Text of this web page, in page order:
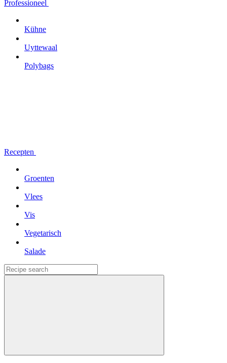
Professioneel
Kühne
Uyttewaal
Polybags
Recepten
Groenten
Vlees
Vis
Vegetarisch
Salade